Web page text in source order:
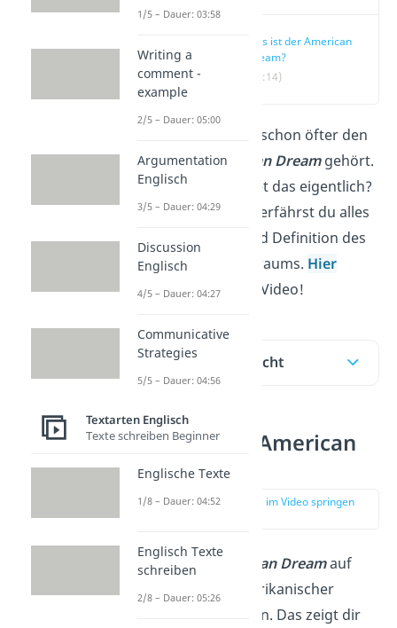
Was ist der American
Dream?
(00:14)
Bestimmt hast du schon öfter den
AusdruckAmerican Dreamgehört.
Doch was bedeutet das eigentlich?
In diesem Beitrag erfährst du alles
zur Geschichte und Definition des
amerikanischen Traums. Hier
geht’s direkt zum Video!
Inhaltsübersicht
Was ist der American
Dream?
zur Stelle im Video springen
Du kannst American Dreamauf
Deutsch mit „amerikanischer
Traum“ übersetzen. Das zeigt dir
1/5 – Dauer: 03:58
Writing a
comment -
example
2/5 – Dauer: 05:00
Argumentation
Englisch
3/5 – Dauer: 04:29
Discussion
Englisch
4/5 – Dauer: 04:27
Communicative
Strategies
5/5 – Dauer: 04:56
Textarten Englisch
Texte schreiben Beginner
Englische Texte
1/8 – Dauer: 04:52
Englisch Texte
schreiben
2/8 – Dauer: 05:26